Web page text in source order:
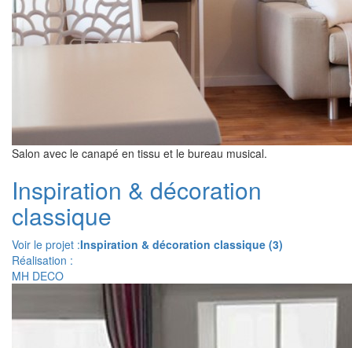
Salon avec le canapé en tissu et le bureau musical.
Inspiration & décoration
classique
Voir le projet :Inspiration & décoration classique (3)
Réalisation :
MH DECO